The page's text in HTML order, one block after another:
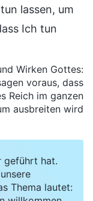
lassen, um
Ich tun
Wirken Gottes:
voraus, dass
Reich im ganzen
ausbreiten wird
geführt hat.
Thema lautet: